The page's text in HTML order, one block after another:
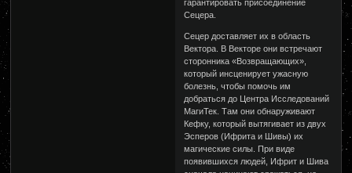
гарантировать присоединение
Сецера.
Сецер доставляет их в область
Вектора. В Векторе они встречают
сторонника «Возвращающих»,
который инсценирует ужасную
болезнь, чтобы помочь им
добраться до Центра Исследований
МагиТек. Там они обнаруживают
Кефку, который вытягивает из двух
Эсперов (Ифрита и Шивы) их
магические силы. При виде
появившихся людей, Ифрит и Шива